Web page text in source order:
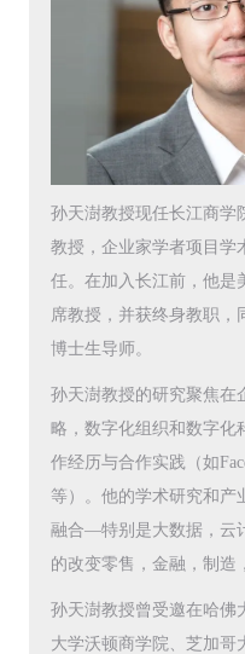
孙天澍教授现任长江商学
教授，企业家学者项目学
任。在加入长江前，他是
席教授，并获终身教职，
博士生导师。
孙天澍教授的研究聚焦在
略，数字化组织和数字化
作经历与合作实践（如
等）。他的学术研究和产
融合—特别是大数据，云
的改变零售，金融，制造
孙天澍教授曾受邀在哈佛
大学沃顿商学院、芝加哥